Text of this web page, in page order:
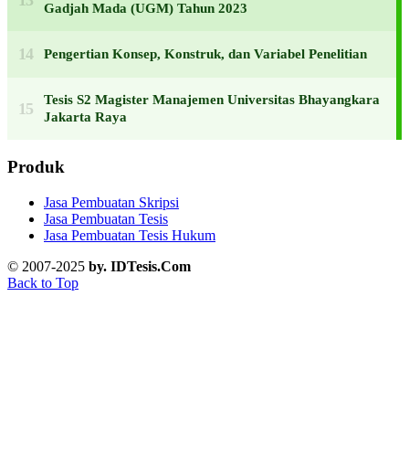
Gadjah Mada (UGM) Tahun 2023
Pengertian Konsep, Konstruk, dan Variabel Penelitian
Tesis S2 Magister Manajemen Universitas Bhayangkara
Jakarta Raya
Produk
Jasa Pembuatan Skripsi
Jasa Pembuatan Tesis
Jasa Pembuatan Tesis Hukum
© 2007-2025 by. IDTesis.Com
Back to Top